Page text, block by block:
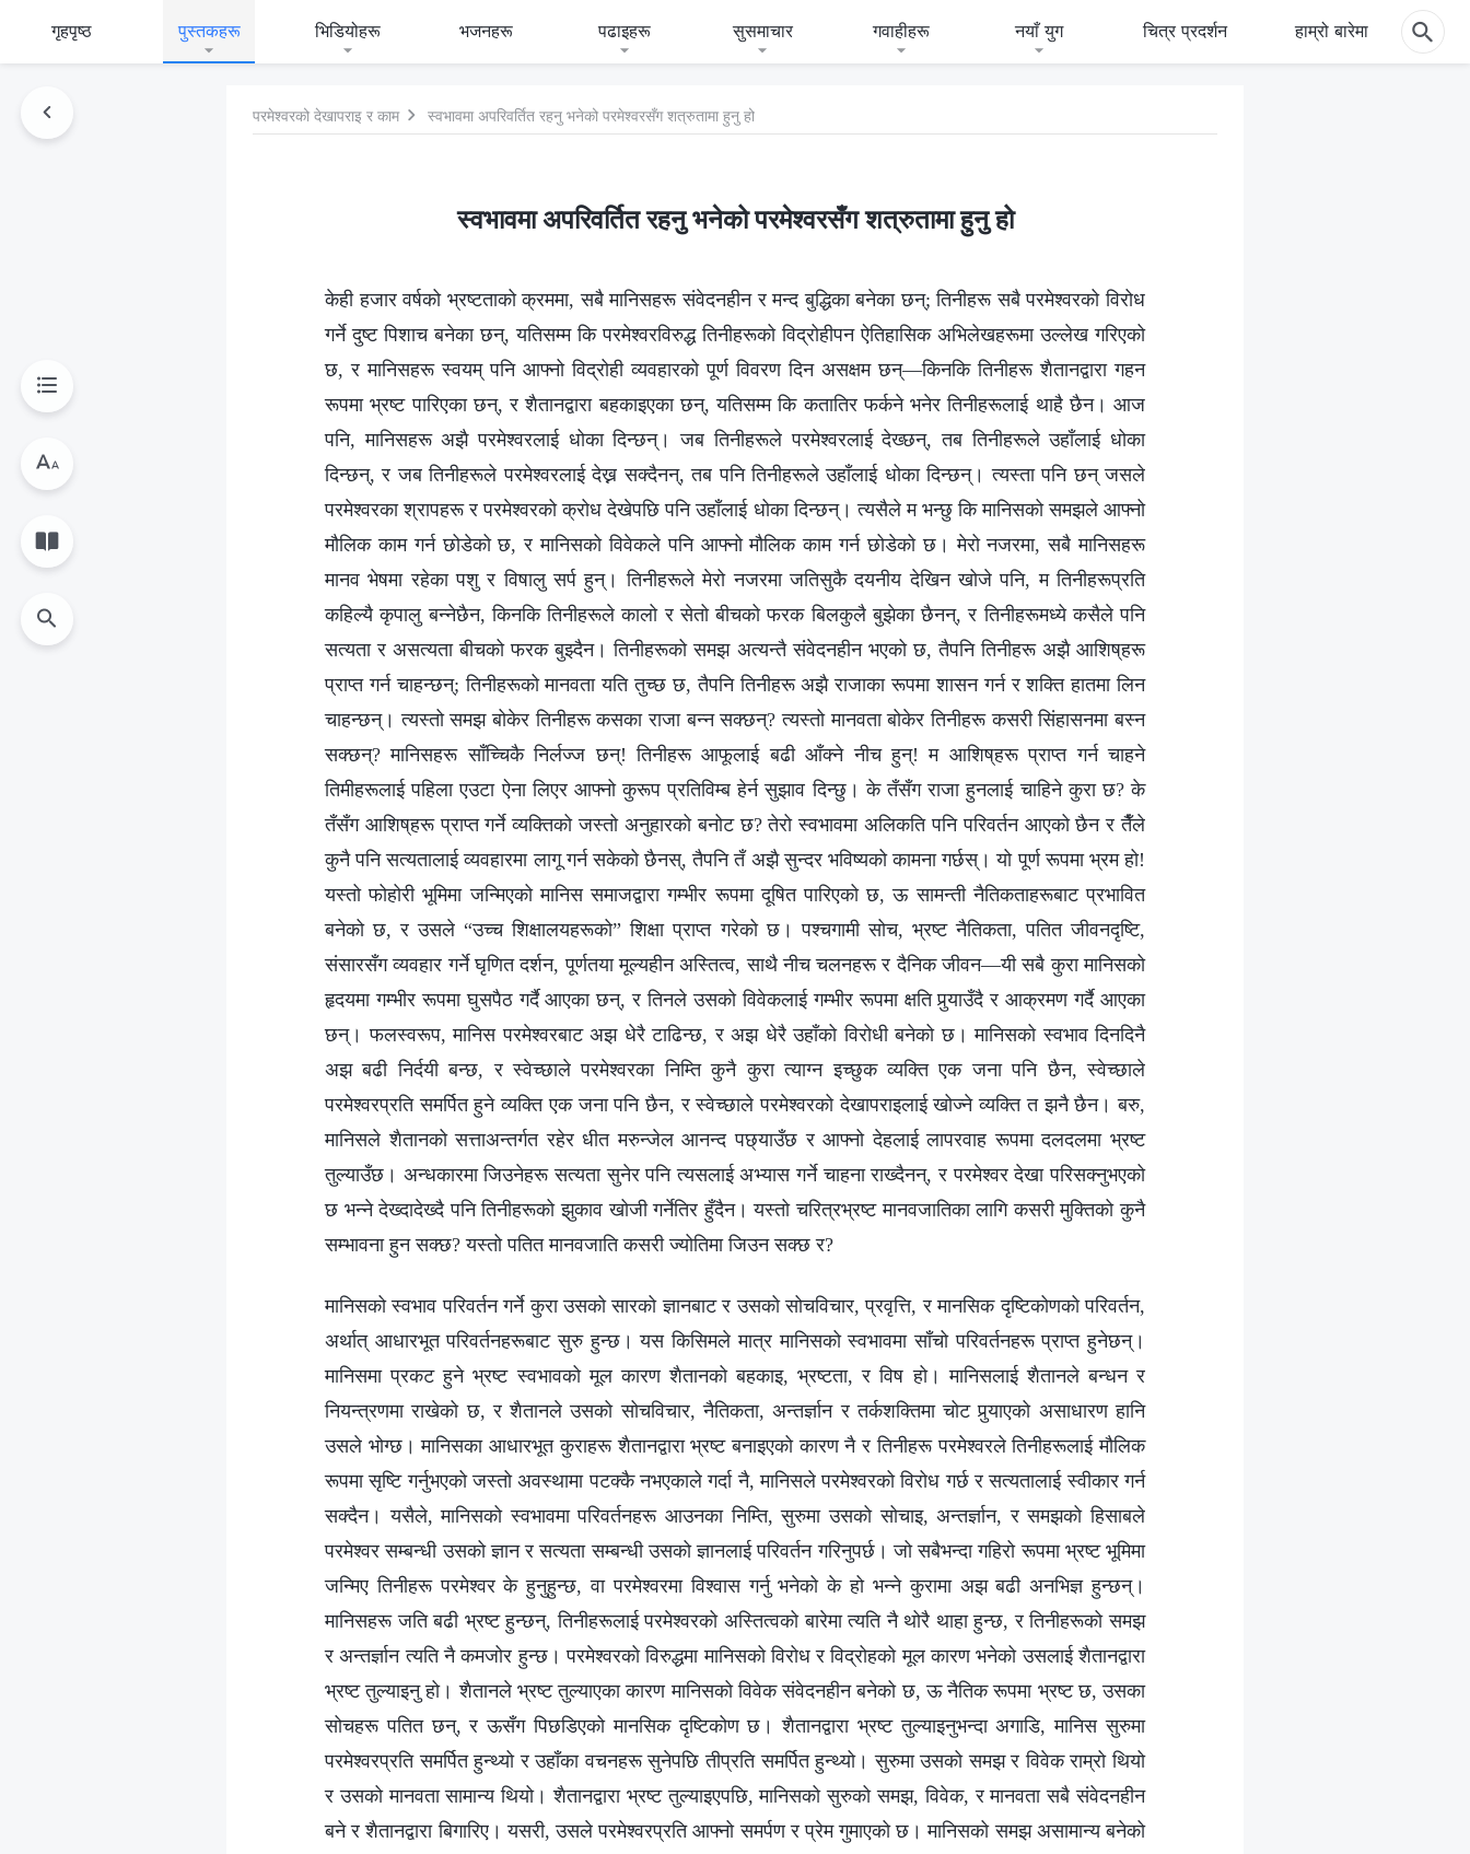
गृहपृष्ठ पुस्तकहरू भिडियोहरू भजनहरू पढाइहरू सुसमाचार गवाहीहरू नयाँ युग चित्र प्रदर्शन हाम्रो बारेमा
परमेश्‍वरको देखापराइ र काम स्वभावमा अपरिवर्तित रहनु भनेको परमेश्‍वरसँग शत्रुतामा हुनु हो
स्वभावमा अपरिवर्तित रहनु भनेको परमेश्‍वरसँग शत्रुतामा हुनु हो
केही हजार वर्षको भ्रष्टताको क्रममा, सबै मानिसहरू संवेदनहीन र मन्द बुद्धिका बनेका छन्; तिनीहरू सबै परमेश्‍वरको विरोध
गर्ने दुष्ट पिशाच बनेका छन्, यतिसम्म कि परमेश्‍वरविरुद्ध तिनीहरूको विद्रोहीपन ऐतिहासिक अभिलेखहरूमा उल्लेख गरिएको
छ, र मानिसहरू स्वयम् पनि आफ्नो विद्रोही व्यवहारको पूर्ण विवरण दिन असक्षम छन्—किनकि तिनीहरू शैतानद्वारा गहन
रूपमा भ्रष्ट पारिएका छन्, र शैतानद्वारा बहकाइएका छन्, यतिसम्म कि कतातिर फर्कने भनेर तिनीहरूलाई थाहै छैन। आज
पनि, मानिसहरू अझै परमेश्‍वरलाई धोका दिन्छन्। जब तिनीहरूले परमेश्‍वरलाई देख्छन्, तब तिनीहरूले उहाँलाई धोका
दिन्छन्, र जब तिनीहरूले परमेश्‍वरलाई देख्न सक्दैनन्, तब पनि तिनीहरूले उहाँलाई धोका दिन्छन्। त्यस्ता पनि छन् जसले
परमेश्‍वरका श्रापहरू र परमेश्‍वरको क्रोध देखेपछि पनि उहाँलाई धोका दिन्छन्। त्यसैले म भन्छु कि मानिसको समझले आफ्नो
मौलिक काम गर्न छोडेको छ, र मानिसको विवेकले पनि आफ्नो मौलिक काम गर्न छोडेको छ। मेरो नजरमा, सबै मानिसहरू
मानव भेषमा रहेका पशु र विषालु सर्प हुन्। तिनीहरूले मेरो नजरमा जतिसुकै दयनीय देखिन खोजे पनि, म तिनीहरूप्रति
कहिल्यै कृपालु बन्‍नेछैन, किनकि तिनीहरूले कालो र सेतो बीचको फरक बिलकुलै बुझेका छैनन्, र तिनीहरूमध्ये कसैले पनि
सत्यता र असत्यता बीचको फरक बुझ्दैन। तिनीहरूको समझ अत्यन्तै संवेदनहीन भएको छ, तैपनि तिनीहरू अझै आशिष्‌हरू
प्राप्‍त गर्न चाहन्छन्; तिनीहरूको मानवता यति तुच्छ छ, तैपनि तिनीहरू अझै राजाका रूपमा शासन गर्न र शक्ति हातमा लिन
चाहन्छन्। त्यस्तो समझ बोकेर तिनीहरू कसका राजा बन्‍न सक्छन्? त्यस्तो मानवता बोकेर तिनीहरू कसरी सिंहासनमा बस्‍न
सक्छन्? मानिसहरू साँच्‍चिकै निर्लज्ज छन्! तिनीहरू आफूलाई बढी आँक्ने नीच हुन्! म आशिष्‌हरू प्राप्‍त गर्न चाहने
तिमीहरूलाई पहिला एउटा ऐना लिएर आफ्नो कुरूप प्रतिविम्ब हेर्न सुझाव दिन्छु। के तँसँग राजा हुनलाई चाहिने कुरा छ? के
तँसँग आशिष्‌हरू प्राप्‍त गर्ने व्यक्तिको जस्तो अनुहारको बनोट छ? तेरो स्वभावमा अलिकति पनि परिवर्तन आएको छैन र तैँले
कुनै पनि सत्यतालाई व्यवहारमा लागू गर्न सकेको छैनस्, तैपनि तँ अझै सुन्दर भविष्यको कामना गर्छस्। यो पूर्ण रूपमा भ्रम हो!
यस्तो फोहोरी भूमिमा जन्मिएको मानिस समाजद्वारा गम्भीर रूपमा दूषित पारिएको छ, ऊ सामन्ती नैतिकताहरूबाट प्रभावित
बनेको छ, र उसले “उच्‍च शिक्षालयहरूको” शिक्षा प्राप्त गरेको छ। पश्चगामी सोच, भ्रष्‍ट नैतिकता, पतित जीवनदृष्टि,
संसारसँग व्यवहार गर्ने घृणित दर्शन, पूर्णतया मूल्यहीन अस्तित्व, साथै नीच चलनहरू र दैनिक जीवन—यी सबै कुरा मानिसको
हृदयमा गम्भीर रूपमा घुसपैठ गर्दै आएका छन्, र तिनले उसको विवेकलाई गम्भीर रूपमा क्षति पुर्‍याउँदै र आक्रमण गर्दै आएका
छन्। फलस्वरूप, मानिस परमेश्‍वरबाट अझ धेरै टाढिन्छ, र अझ धेरै उहाँको विरोधी बनेको छ। मानिसको स्वभाव दिनदिनै
अझ बढी निर्दयी बन्छ, र स्वेच्छाले परमेश्‍वरका निम्ति कुनै कुरा त्याग्न इच्छुक व्यक्ति एक जना पनि छैन, स्वेच्छाले
परमेश्‍वरप्रति समर्पित हुने व्यक्ति एक जना पनि छैन, र स्वेच्छाले परमेश्‍वरको देखापराइलाई खोज्ने व्यक्ति त झनै छैन। बरु,
मानिसले शैतानको सत्ताअन्तर्गत रहेर धीत मरुन्जेल आनन्द पछ्याउँछ र आफ्नो देहलाई लापरवाह रूपमा दलदलमा भ्रष्ट
तुल्याउँछ। अन्धकारमा जिउनेहरू सत्यता सुनेर पनि त्यसलाई अभ्यास गर्ने चाहना राख्दैनन्, र परमेश्‍वर देखा परिसक्नुभएको
छ भन्ने देख्दादेख्दै पनि तिनीहरूको झुकाव खोजी गर्नेतिर हुँदैन। यस्तो चरित्रभ्रष्‍ट मानवजातिका लागि कसरी मुक्तिको कुनै
सम्भावना हुन सक्छ? यस्तो पतित मानवजाति कसरी ज्योतिमा जिउन सक्छ र?
मानिसको स्वभाव परिवर्तन गर्ने कुरा उसको सारको ज्ञानबाट र उसको सोचविचार, प्रवृत्ति, र मानसिक दृष्टिकोणको परिवर्तन,
अर्थात् आधारभूत परिवर्तनहरूबाट सुरु हुन्छ। यस किसिमले मात्र मानिसको स्वभावमा साँचो परिवर्तनहरू प्राप्‍त हुनेछन्।
मानिसमा प्रकट हुने भ्रष्ट स्वभावको मूल कारण शैतानको बहकाइ, भ्रष्टता, र विष हो। मानिसलाई शैतानले बन्धन र
नियन्त्रणमा राखेको छ, र शैतानले उसको सोचविचार, नैतिकता, अन्तर्ज्ञान र तर्कशक्तिमा चोट पुर्‍याएको असाधारण हानि
उसले भोग्छ। मानिसका आधारभूत कुराहरू शैतानद्वारा भ्रष्‍ट बनाइएको कारण नै र तिनीहरू परमेश्‍वरले तिनीहरूलाई मौलिक
रूपमा सृष्टि गर्नुभएको जस्तो अवस्थामा पटक्कै नभएकाले गर्दा नै, मानिसले परमेश्‍वरको विरोध गर्छ र सत्यतालाई स्वीकार गर्न
सक्दैन। यसैले, मानिसको स्वभावमा परिवर्तनहरू आउनका निम्ति, सुरुमा उसको सोचाइ, अन्तर्ज्ञान, र समझको हिसाबले
परमेश्‍वर सम्बन्धी उसको ज्ञान र सत्यता सम्बन्धी उसको ज्ञानलाई परिवर्तन गरिनुपर्छ। जो सबैभन्दा गहिरो रूपमा भ्रष्‍ट भूमिमा
जन्मिए तिनीहरू परमेश्‍वर के हुनुहुन्छ, वा परमेश्‍वरमा विश्‍वास गर्नु भनेको के हो भन्‍ने कुरामा अझ बढी अनभिज्ञ हुन्छन्।
मानिसहरू जति बढी भ्रष्‍ट हुन्छन्, तिनीहरूलाई परमेश्‍वरको अस्तित्वको बारेमा त्यति नै थोरै थाहा हुन्छ, र तिनीहरूको समझ
र अन्तर्ज्ञान त्यति नै कमजोर हुन्छ। परमेश्‍वरको विरुद्धमा मानिसको विरोध र विद्रोहको मूल कारण भनेको उसलाई शैतानद्वारा
भ्रष्ट तुल्याइनु हो। शैतानले भ्रष्‍ट तुल्याएका कारण मानिसको विवेक संवेदनहीन बनेको छ, ऊ नैतिक रूपमा भ्रष्ट छ, उसका
सोचहरू पतित छन्, र ऊसँग पिछडिएको मानसिक दृष्टिकोण छ। शैतानद्वारा भ्रष्‍ट तुल्याइनुभन्दा अगाडि, मानिस सुरुमा
परमेश्‍वरप्रति समर्पित हुन्थ्यो र उहाँका वचनहरू सुनेपछि तीप्रति समर्पित हुन्थ्यो। सुरुमा उसको समझ र विवेक राम्रो थियो
र उसको मानवता सामान्य थियो। शैतानद्वारा भ्रष्‍ट तुल्याइएपछि, मानिसको सुरुको समझ, विवेक, र मानवता सबै संवेदनहीन
बने र शैतानद्वारा बिगारिए। यसरी, उसले परमेश्‍वरप्रति आफ्नो समर्पण र प्रेम गुमाएको छ। मानिसको समझ असामान्य बनेको